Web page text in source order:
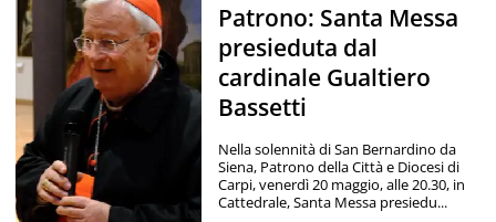
Patrono: Santa Messa
presieduta dal
cardinale Gualtiero
Bassetti
Nella solennità di San Bernardino da
Siena, Patrono della Città e Diocesi di
Carpi, venerdì 20 maggio, alle 20.30, in
Cattedrale, Santa Messa presiedu...